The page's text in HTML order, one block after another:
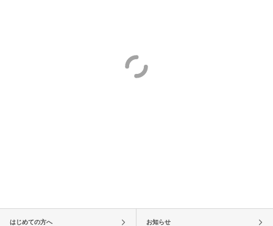
はじめての方へ お知らせ